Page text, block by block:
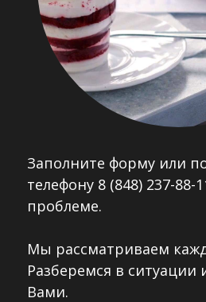
Заполните форму или
телефону 8 (848) 237-88-
проблеме.
Мы рассматриваем
Разберемся в ситуации
Вами.